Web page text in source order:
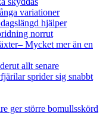
variationer
hjälper
norrut
Mycket mer än en
allt senare
sprider sig snabbt
ger större bomullsskörd